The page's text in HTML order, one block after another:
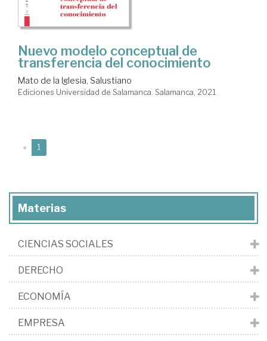
Nuevo modelo conceptual de
transferencia del conocimiento
Mato de la Iglesia, Salustiano
Ediciones Universidad de Salamanca. Salamanca, 2021
« 1
Materias
CIENCIAS SOCIALES
DERECHO
ECONOMÍA
EMPRESA